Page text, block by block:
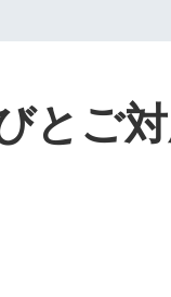
とご